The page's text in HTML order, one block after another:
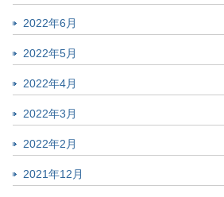
2022年6月
2022年5月
2022年4月
2022年3月
2022年2月
2021年12月